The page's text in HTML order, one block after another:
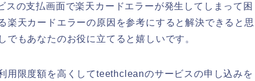
の支払画面で楽天カードエラーが発生してしまって困
楽天カードエラーの原因を参考にすると解決できると思
でもあなたのお役に立てると嬉しいです。
用限度額を高くしてteethcleanのサービスの申し込みを